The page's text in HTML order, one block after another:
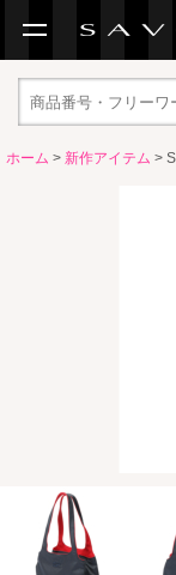
ホーム > 新作アイテム >